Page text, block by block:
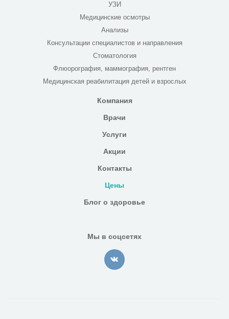
УЗИ
Медицинские осмотры
Анализы
Консультации специалистов и направления
Стоматология
Флюорография, маммография, рентген
Медицинская реабилитация детей и взрослых
Компания
Врачи
Услуги
Акции
Контакты
Цены
Блог о здоровье
Мы в соцсетях